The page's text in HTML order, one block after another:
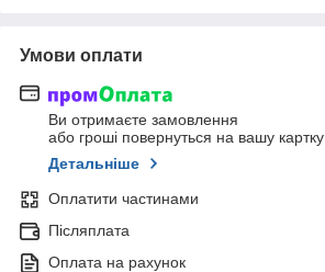
Умови оплати
Ви отримаєте замовлення
або гроші повернуться на вашу картку
Детальніше
Оплатити частинами
Післяплата
Оплата на рахунок